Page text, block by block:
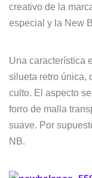
creativo de la
especial y la New
Una característica
silueta retro única,
culto. El aspecto
forro de malla
suave. Por
NB.